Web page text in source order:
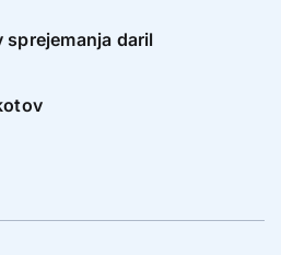
sprejemanja daril